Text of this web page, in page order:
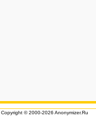
Copyright © 2000-2026 Anonymizer.Ru